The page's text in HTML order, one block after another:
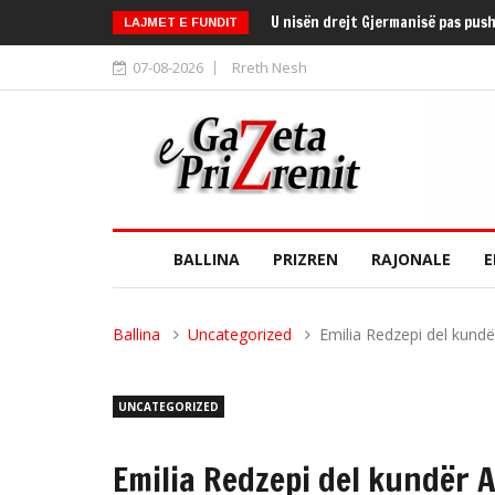
LAJMET E FUNDIT U nisën drejt Gjermanisë pas
07-08-2026 Rreth Nesh
BALLINA PRIZREN RAJONALE
Ballina Uncategorized Emilia Redzepi del
UNCATEGORIZED
Emilia Redzepi del